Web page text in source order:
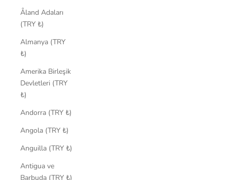
Åland Adaları
(TRY ₺)
Almanya (TRY
₺)
Amerika Birleşik
Devletleri (TRY
₺)
Andorra (TRY ₺)
Angola (TRY ₺)
Anguilla (TRY ₺)
Antigua ve
Barbuda (TRY ₺)